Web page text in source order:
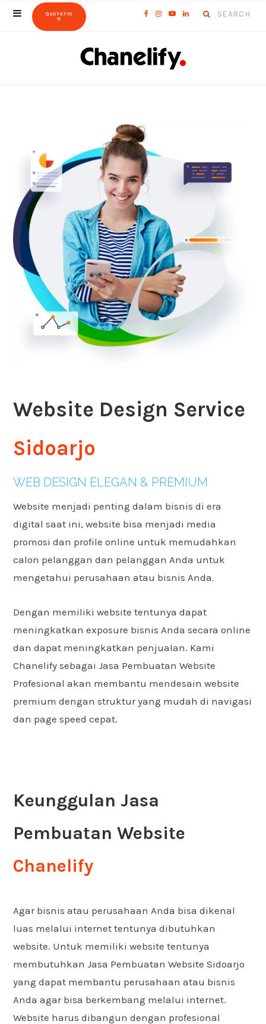
Search
F
o
k
I
r
Y
u
L
QUOTATIO
N
Website Design Service
Sidoarjo
WEB DESIGN ELEGAN & PREMIUM
Website menjadi penting dalam bisnis di era
digital saat ini, website bisa menjadi media
promosi dan profile online untuk memudahkan
calon pelanggan dan pelanggan Anda untuk
mengetahui perusahaan atau bisnis Anda.
Dengan memiliki website tentunya dapat
meningkatkan exposure bisnis Anda secara online
dan dapat meningkatkan penjualan. Kami
Chanelify sebagai Jasa Pembuatan Website
Profesional akan membantu mendesain website
premium dengan struktur yang mudah di navigasi
dan page speed cepat.
Keunggulan Jasa
Pembuatan Website
Chanelify
Agar bisnis atau perusahaan Anda bisa dikenal
luas melalui internet tentunya dibutuhkan
website. Untuk memiliki website tentunya
membutuhkan Jasa Pembuatan Website Sidoarjo
yang dapat membantu perusahaan atau bisnis
Anda agar bisa berkembang melalui internet.
Website harus dibangun dengan profesional